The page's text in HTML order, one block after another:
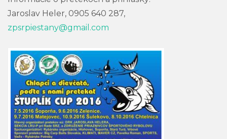
Jaroslav Heler, 0905 640 287,
zpsrpiestany@gmail.com